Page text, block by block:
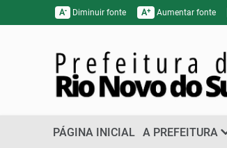
A- Diminuir fonte A+ Aumentar fonte
PÁGINA INICIAL A PREFEITURA